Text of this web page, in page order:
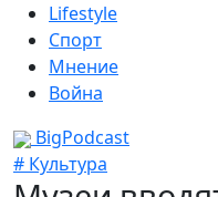
Lifestyle
Спорт
Мнение
Война
BigPodcast
# Культура